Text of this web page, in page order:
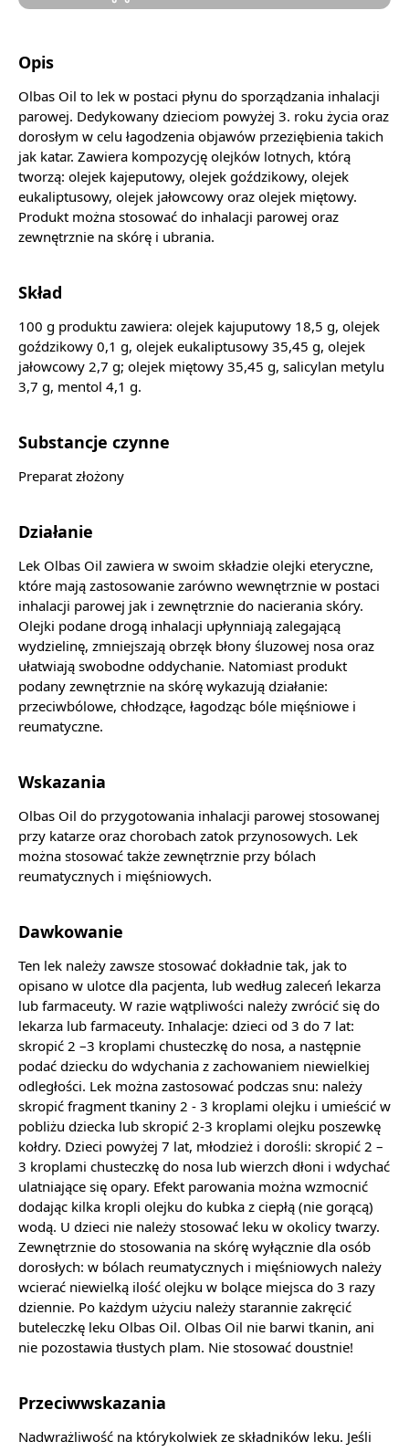
Opis
Olbas Oil to lek w postaci płynu do sporządzania inhalacji
parowej. Dedykowany dzieciom powyżej 3. roku życia oraz
dorosłym w celu łagodzenia objawów przeziębienia takich
jak katar. Zawiera kompozycję olejków lotnych, którą
tworzą: olejek kajeputowy, olejek goździkowy, olejek
eukaliptusowy, olejek jałowcowy oraz olejek miętowy.
Produkt można stosować do inhalacji parowej oraz
zewnętrznie na skórę i ubrania.
Skład
100 g produktu zawiera: olejek kajuputowy 18,5 g, olejek
goździkowy 0,1 g, olejek eukaliptusowy 35,45 g, olejek
jałowcowy 2,7 g; olejek miętowy 35,45 g, salicylan metylu
3,7 g, mentol 4,1 g.
Substancje czynne
Preparat złożony
Działanie
Lek Olbas Oil zawiera w swoim składzie olejki eteryczne,
które mają zastosowanie zarówno wewnętrznie w postaci
inhalacji parowej jak i zewnętrznie do nacierania skóry.
Olejki podane drogą inhalacji upłynniają zalegającą
wydzielinę, zmniejszają obrzęk błony śluzowej nosa oraz
ułatwiają swobodne oddychanie. Natomiast produkt
podany zewnętrznie na skórę wykazują działanie:
przeciwbólowe, chłodzące, łagodząc bóle mięśniowe i
reumatyczne.
Wskazania
Olbas Oil do przygotowania inhalacji parowej stosowanej
przy katarze oraz chorobach zatok przynosowych. Lek
można stosować także zewnętrznie przy bólach
reumatycznych i mięśniowych.
Dawkowanie
Ten lek należy zawsze stosować dokładnie tak, jak to
opisano w ulotce dla pacjenta, lub według zaleceń lekarza
lub farmaceuty. W razie wątpliwości należy zwrócić się do
lekarza lub farmaceuty. Inhalacje: dzieci od 3 do 7 lat:
skropić 2 –3 kroplami chusteczkę do nosa, a następnie
podać dziecku do wdychania z zachowaniem niewielkiej
odległości. Lek można zastosować podczas snu: należy
skropić fragment tkaniny 2 - 3 kroplami olejku i umieścić w
pobliżu dziecka lub skropić 2-3 kroplami olejku poszewkę
kołdry. Dzieci powyżej 7 lat, młodzież i dorośli: skropić 2 –
3 kroplami chusteczkę do nosa lub wierzch dłoni i wdychać
ulatniające się opary. Efekt parowania można wzmocnić
dodając kilka kropli olejku do kubka z ciepłą (nie gorącą)
wodą. U dzieci nie należy stosować leku w okolicy twarzy.
Zewnętrznie do stosowania na skórę wyłącznie dla osób
dorosłych: w bólach reumatycznych i mięśniowych należy
wcierać niewielką ilość olejku w bolące miejsca do 3 razy
dziennie. Po każdym użyciu należy starannie zakręcić
buteleczkę leku Olbas Oil. Olbas Oil nie barwi tkanin, ani
nie pozostawia tłustych plam. Nie stosować doustnie!
Przeciwwskazania
Nadwrażliwość na którykolwiek ze składników leku. Jeśli